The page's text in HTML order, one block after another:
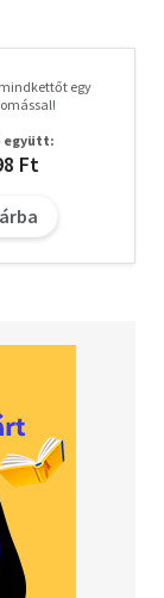
egy
együtt:
Ft